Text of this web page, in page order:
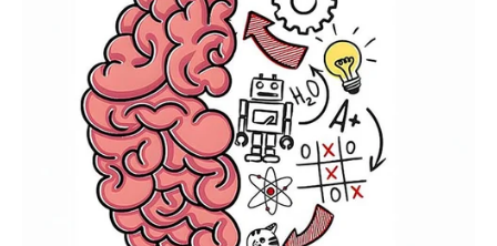
osobom iz prošlosti, ali ovog puta situacija će biti
potpuno drugačija nego ranije.
Oni koji su u vezi konačno će uspjeti riješiti nesporazume
koji su dugo stvarali udaljenost između njih i partnera.
Zvijezde im donose mnogo više mira, nježnosti i
emotivne sigurnosti.